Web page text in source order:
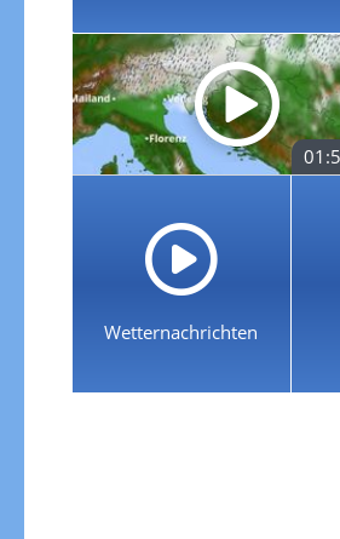
Wetternachrichten